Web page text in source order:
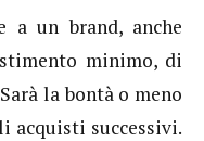
a un brand, anche
minimo, di
la bontà o meno
acquisti successivi.